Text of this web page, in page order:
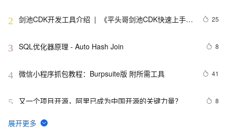
2 剑池CDK开发工具介绍  |  《平头哥剑池CDK快速上手指
25
3 SQL优化器原理 - Auto Hash Join 8
4 微信小程序抓包教程：Burpsuite版 附所需工具 41
5 又一个项目开源，阿里已成为中国开源的关键力量？ 8
6 tailwindcss使用教程